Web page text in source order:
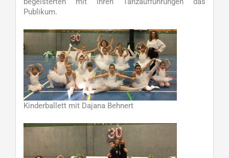
Publikum.
Kinderballett mit Dajana Behnert